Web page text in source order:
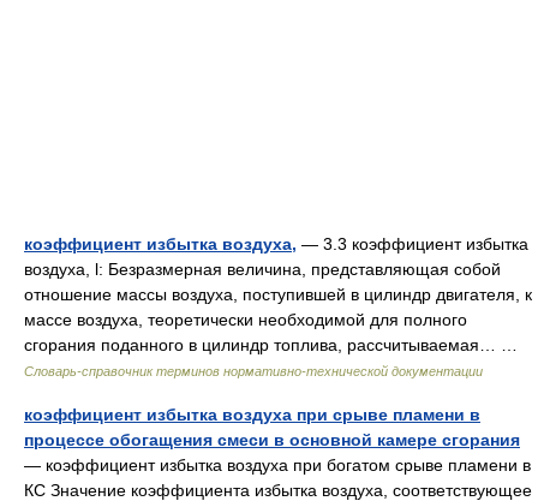
коэффициент избытка воздуха, — 3.3 коэффициент избытка
воздуха, l: Безразмерная величина, представляющая собой
отношение массы воздуха, поступившей в цилиндр двигателя, к
массе воздуха, теоретически необходимой для полного
сгорания поданного в цилиндр топлива, рассчитываемая… …
Словарь-справочник терминов нормативно-технической документации
коэффициент избытка воздуха при срыве пламени в
процессе обогащения смеси в основной камере сгорания
— коэффициент избытка воздуха при богатом срыве пламени в
КС Значение коэффициента избытка воздуха, соответствующее